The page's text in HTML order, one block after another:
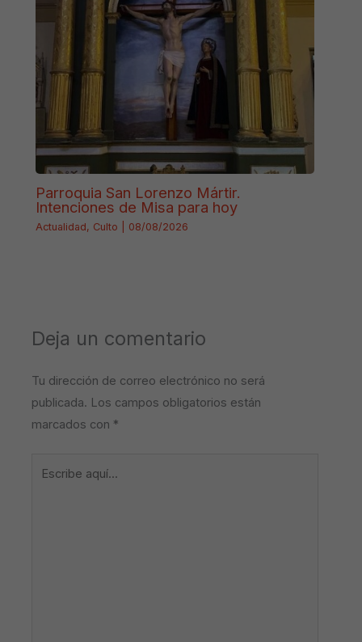
Parroquia San Lorenzo Mártir.
Intenciones de Misa para hoy
Actualidad, Culto 08/08/2026
Deja un comentario
Tu dirección de correo electrónico no será
publicada. Los campos obligatorios están
marcados con *